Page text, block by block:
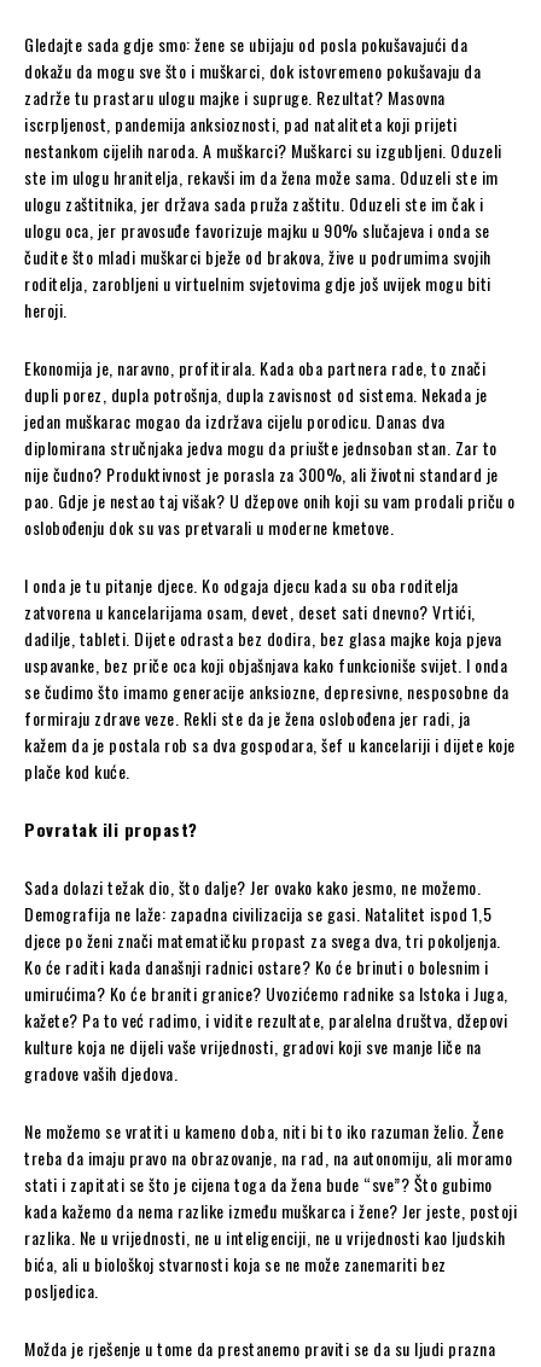
Gledajte sada gdje smo: žene se ubijaju od posla pokušavajući da
dokažu da mogu sve što i muškarci, dok istovremeno pokušavaju da
zadrže tu prastaru ulogu majke i supruge. Rezultat? Masovna
iscrpljenost, pandemija anksioznosti, pad nataliteta koji prijeti
nestankom cijelih naroda. A muškarci? Muškarci su izgubljeni. Oduzeli
ste im ulogu hranitelja, rekavši im da žena može sama. Oduzeli ste im
ulogu zaštitnika, jer država sada pruža zaštitu. Oduzeli ste im čak i
ulogu oca, jer pravosuđe favorizuje majku u 90% slučajeva i onda se
čudite što mladi muškarci bježe od brakova, žive u podrumima svojih
roditelja, zarobljeni u virtuelnim svjetovima gdje još uvijek mogu biti
heroji.
Ekonomija je, naravno, profitirala. Kada oba partnera rade, to znači
dupli porez, dupla potrošnja, dupla zavisnost od sistema. Nekada je
jedan muškarac mogao da izdržava cijelu porodicu. Danas dva
diplomirana stručnjaka jedva mogu da priušte jednsoban stan. Zar to
nije čudno? Produktivnost je porasla za 300%, ali životni standard je
pao. Gdje je nestao taj višak? U džepove onih koji su vam prodali priču o
oslobođenju dok su vas pretvarali u moderne kmetove.
I onda je tu pitanje djece. Ko odgaja djecu kada su oba roditelja
zatvorena u kancelarijama osam, devet, deset sati dnevno? Vrtići,
dadilje, tableti. Dijete odrasta bez dodira, bez glasa majke koja pjeva
uspavanke, bez priče oca koji objašnjava kako funkcioniše svijet. I onda
se čudimo što imamo generacije anksiozne, depresivne, nesposobne da
formiraju zdrave veze. Rekli ste da je žena oslobođena jer radi, ja
kažem da je postala rob sa dva gospodara, šef u kancelariji i dijete koje
plače kod kuće.
Povratak ili propast?
Sada dolazi težak dio, što dalje? Jer ovako kako jesmo, ne možemo.
Demografija ne laže: zapadna civilizacija se gasi. Natalitet ispod 1,5
djece po ženi znači matematičku propast za svega dva, tri pokoljenja.
Ko će raditi kada današnji radnici ostare? Ko će brinuti o bolesnim i
umirućima? Ko će braniti granice? Uvozićemo radnike sa Istoka i Juga,
kažete? Pa to već radimo, i vidite rezultate, paralelna društva, džepovi
kulture koja ne dijeli vaše vrijednosti, gradovi koji sve manje liče na
gradove vaših djedova.
Ne možemo se vratiti u kameno doba, niti bi to iko razuman želio. Žene
treba da imaju pravo na obrazovanje, na rad, na autonomiju, ali moramo
stati i zapitati se što je cijena toga da žena bude “sve”? Što gubimo
kada kažemo da nema razlike između muškarca i žene? Jer jeste, postoji
razlika. Ne u vrijednosti, ne u inteligenciji, ne u vrijednosti kao ljudskih
bića, ali u biološkoj stvarnosti koja se ne može zanemariti bez
posljedica.
Možda je rješenje u tome da prestanemo praviti se da su ljudi prazna